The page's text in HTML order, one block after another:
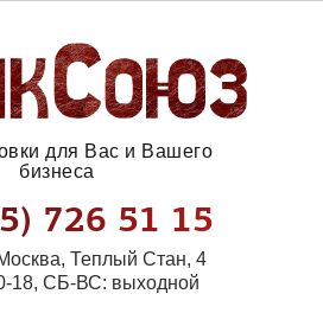
для Вас и Вашего
бизнеса
726 51 15
Теплый Стан, 4
18, СБ-ВС: выходной